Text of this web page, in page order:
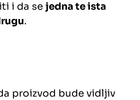
i da se jedna te ista
.
proizvod bude vidljiv